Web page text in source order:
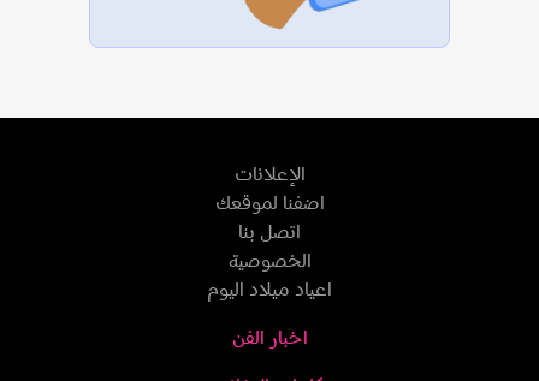
الإعلانات
اضفنا لموقعك
اتصل بنا
الخصوصية
اعياد ميلاد اليوم
اخبار الفن